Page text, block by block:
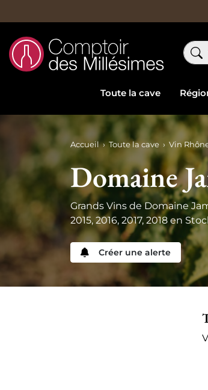
Toute la cave
Accueil Toute la cave Vin
Domaine
Grands Vins de Domaine
2015, 2016, 2017, 2018 en
Créer une alerte